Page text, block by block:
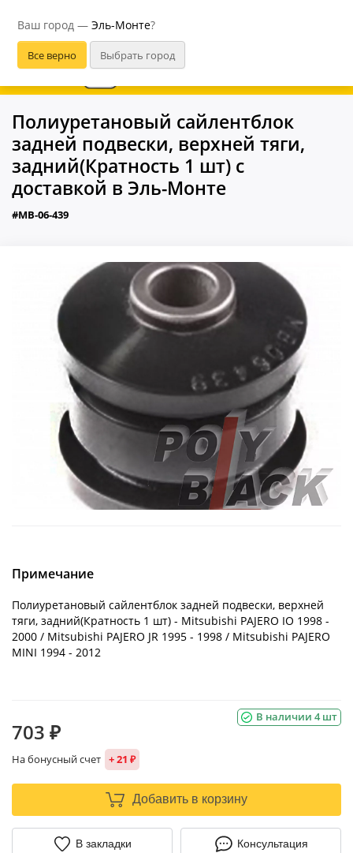
Ваш город — Эль-Монте?
В приложении удобнее
Полиуретановый сайлентблок
задней подвески, верхней тяги,
задний(Кратность 1 шт) с
доставкой в Эль-Монте
#MB-06-439
Примечание
Полиуретановый сайлентблок задней подвески, верхней
тяги, задний(Кратность 1 шт) - Mitsubishi PAJERO IO 1998 -
2000 / Mitsubishi PAJERO JR 1995 - 1998 / Mitsubishi PAJERO
MINI 1994 - 2012
В наличии 4 шт
703 ₽
На бонусный счет + 21 ₽
Добавить в корзину
В закладки Консультация